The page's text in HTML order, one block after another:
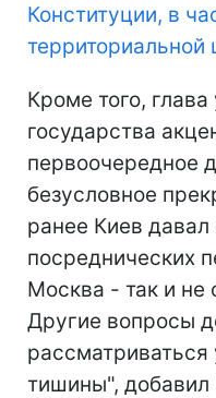
Конституции, в
территориальной
Кроме того, глава
государства
первоочередное
безусловное
ранее Киев давал
посреднических
Москва - так и не
Другие вопросы
тишины", добавил